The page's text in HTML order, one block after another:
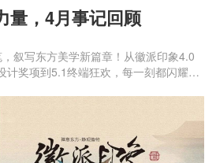
量，4月事记回顾
叙写东方美学新篇章！从徽派印象4.0
计奖项到5.1终端狂欢，每一刻都闪耀着